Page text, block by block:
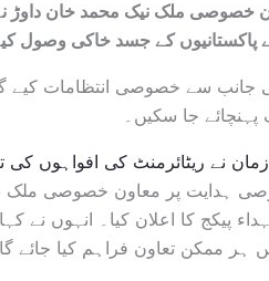
خصوصی ملک نیک محمد خان داوڑ نے
پاکستانیوں کے جسد خاکی وصول
سے خصوصی انتظامات کیے
جا سکیں۔
نے ریٹائرمنٹ کی افواہوں کی
ہدایت پر معاون خصوصی ملک
شہداء پیکج کا اعلان کیا۔ انہوں
ہر ممکن تعاون فراہم کیا جائے گا۔